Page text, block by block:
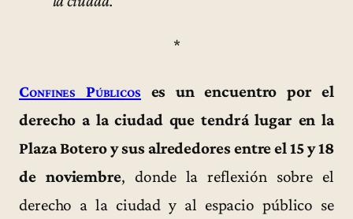
*
Confines Públicos es un encuentro por el
derecho a la ciudad que tendrá lugar en la
Plaza Botero y sus alrededores entre el 15 y 18
de noviembre, donde la reflexión sobre el
derecho a la ciudad y al espacio público se